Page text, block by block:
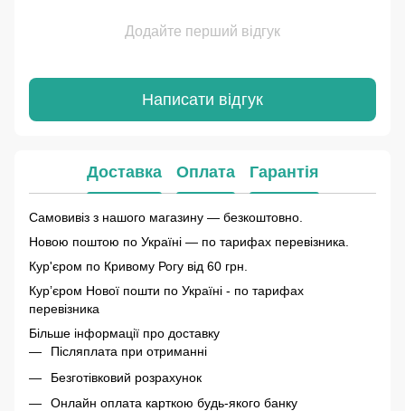
Додайте перший відгук
Написати відгук
Доставка Оплата Гарантія
Самовивіз з нашого магазину — безкоштовно.
Новою поштою по Україні — по тарифах перевізника.
Кур'єром по Кривому Рогу від 60 грн.
Курʼєром Нової пошти по Україні - по тарифах
перевізника
Більше інформації про доставку
Післяплата при отриманні
Безготівковий розрахунок
Онлайн оплата карткою будь-якого банку